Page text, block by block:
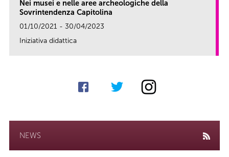
Nei musei e nelle aree archeologiche della
Sovrintendenza Capitolina
01/10/2021 - 30/04/2023
Iniziativa didattica
NEWS